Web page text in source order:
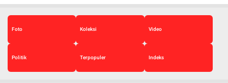
Foto Koleksi Video
Politik Terpopuler Indeks